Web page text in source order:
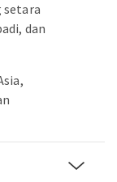
setara
dan